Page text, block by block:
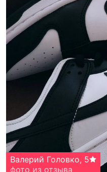
Валерий Головко, 5
фото из отзыва